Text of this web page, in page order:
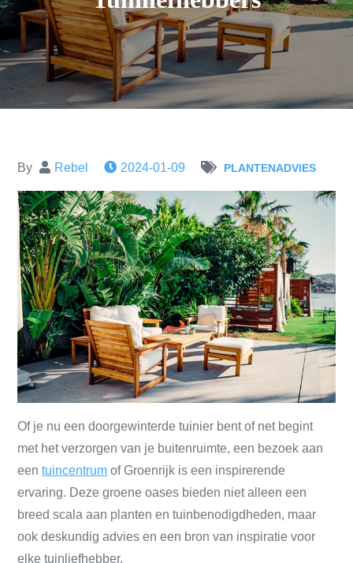
By Rebel 2024-01-09 PLANTENADVIES
Of je nu een doorgewinterde tuinier bent of net begint
met het verzorgen van je buitenruimte, een bezoek aan
eentuincentrum of Groenrijk is een inspirerende
ervaring. Deze groene oases bieden niet alleen een
breed scala aan planten en tuinbenodigdheden, maar
ook deskundig advies en een bron van inspiratie voor
elke tuinliefhebber.